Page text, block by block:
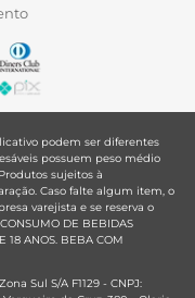
podem ser diferentes
possuem peso médio
sujeitos à
Caso falte algum item, o
varejista e se reserva o
DE BEBIDAS
18 ANOS. BEBA COM
Sul S/A F1129 - CNPJ: